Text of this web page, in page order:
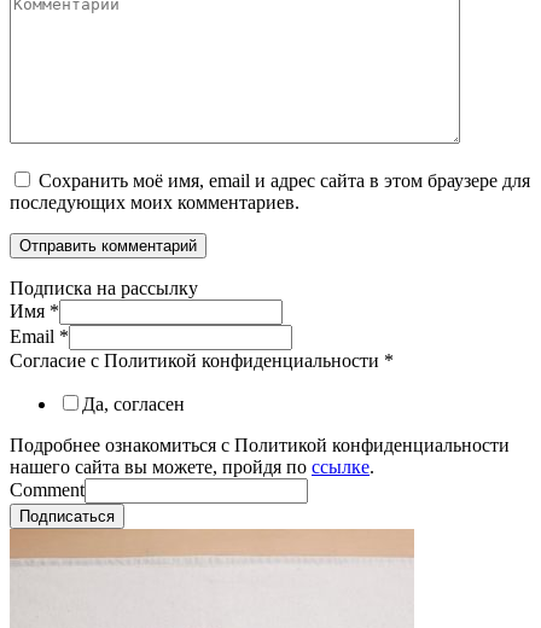
Сохранить моё имя, email и адрес сайта в этом браузере для
последующих моих комментариев.
Подписка на рассылку
Имя *
Email *
Согласие с Политикой конфиденциальности *
Да, согласен
Подробнее ознакомиться с Политикой конфиденциальности
нашего сайта вы можете, пройдя по ссылке.
Comment
Подписаться